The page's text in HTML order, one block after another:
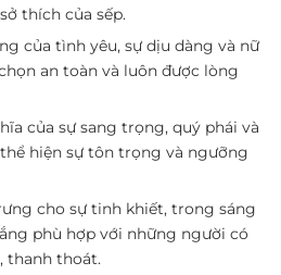
thích của sếp.
của tình yêu, sự dịu dàng và nữ
an toàn và luôn được lòng
của sự sang trọng, quý phái và
hiện sự tôn trọng và ngưỡng
cho sự tinh khiết, trong sáng
phù hợp với những người có
thanh thoát.